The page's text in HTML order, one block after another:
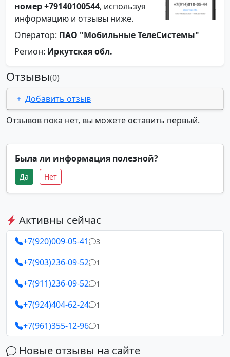
номер +79140100544, используя
информацию и отзывы ниже.
Оператор: ПАО "Мобильные ТелеСистемы"
Регион: Иркутская обл.
Отзывы(0)
Добавить отзыв
Отзывов пока нет, вы можете оставить первый.
Была ли информация полезной?
Да Нет
Активны сейчас
+7(920)009-05-41 3
+7(903)236-09-52 1
+7(911)236-09-52 1
+7(924)404-62-24 1
+7(961)355-12-96 1
Новые отзывы на сайте